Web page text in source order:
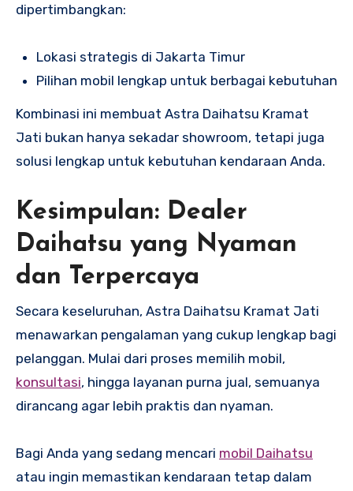
dipertimbangkan:
Lokasi strategis di Jakarta Timur
Pilihan mobil lengkap untuk berbagai kebutuhan
Kombinasi ini membuat Astra Daihatsu Kramat
Jati bukan hanya sekadar showroom, tetapi juga
solusi lengkap untuk kebutuhan kendaraan Anda.
Kesimpulan: Dealer
Daihatsu yang Nyaman
dan Terpercaya
Secara keseluruhan, Astra Daihatsu Kramat Jati
menawarkan pengalaman yang cukup lengkap bagi
pelanggan. Mulai dari proses memilih mobil,
konsultasi, hingga layanan purna jual, semuanya
dirancang agar lebih praktis dan nyaman.
Bagi Anda yang sedang mencari mobil Daihatsu
atau ingin memastikan kendaraan tetap dalam